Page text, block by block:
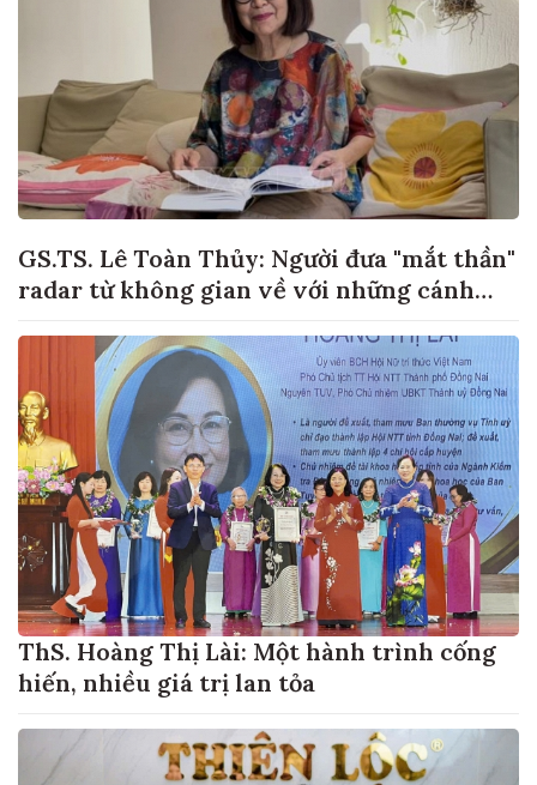
GS.TS. Lê Toàn Thủy: Người đưa "mắt thần"
radar từ không gian về với những cánh
ThS. Hoàng Thị Lài: Một hành trình cống
hiến, nhiều giá trị lan tỏa